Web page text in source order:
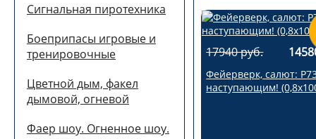
Сигнальная пиротехника
Боеприпасы игровые и
тренировочные
Цветной дым, факел
дымовой, огневой
Фаер шоу. Огненное шоу.
17940 руб.
Фейерверк, салют:
наступающим!